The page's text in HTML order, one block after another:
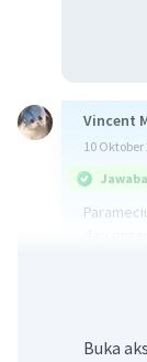
Vincent
10 Oktober
Buka